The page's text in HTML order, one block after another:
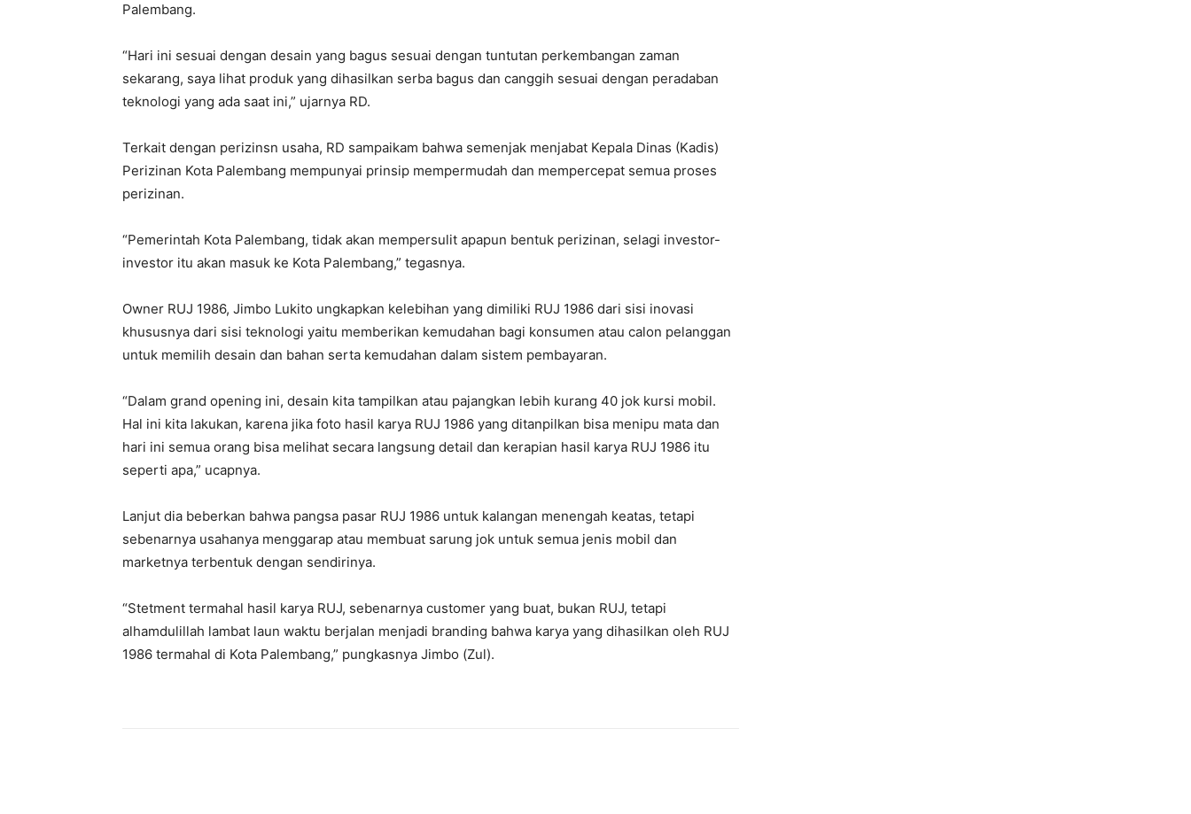
Palembang.
“Hari ini sesuai dengan desain yang bagus sesuai dengan tuntutan perkembangan zaman
sekarang, saya lihat produk yang dihasilkan serba bagus dan canggih sesuai dengan peradaban
teknologi yang ada saat ini,” ujarnya RD.
Terkait dengan perizinsn usaha, RD sampaikam bahwa semenjak menjabat Kepala Dinas (Kadis)
Perizinan Kota Palembang mempunyai prinsip mempermudah dan mempercepat semua proses
perizinan.
“Pemerintah Kota Palembang, tidak akan mempersulit apapun bentuk perizinan, selagi investor-
investor itu akan masuk ke Kota Palembang,” tegasnya.
Owner RUJ 1986, Jimbo Lukito ungkapkan kelebihan yang dimiliki RUJ 1986 dari sisi inovasi
khususnya dari sisi teknologi yaitu memberikan kemudahan bagi konsumen atau calon pelanggan
untuk memilih desain dan bahan serta kemudahan dalam sistem pembayaran.
“Dalam grand opening ini, desain kita tampilkan atau pajangkan lebih kurang 40 jok kursi mobil.
Hal ini kita lakukan, karena jika foto hasil karya RUJ 1986 yang ditanpilkan bisa menipu mata dan
hari ini semua orang bisa melihat secara langsung detail dan kerapian hasil karya RUJ 1986 itu
seperti apa,” ucapnya.
Lanjut dia beberkan bahwa pangsa pasar RUJ 1986 untuk kalangan menengah keatas, tetapi
sebenarnya usahanya menggarap atau membuat sarung jok untuk semua jenis mobil dan
marketnya terbentuk dengan sendirinya.
“Stetment termahal hasil karya RUJ, sebenarnya customer yang buat, bukan RUJ, tetapi
alhamdulillah lambat laun waktu berjalan menjadi branding bahwa karya yang dihasilkan oleh RUJ
1986 termahal di Kota Palembang,” pungkasnya Jimbo (Zul).